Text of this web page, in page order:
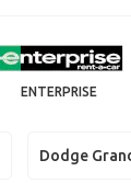
ENTERPRISE
Dodge